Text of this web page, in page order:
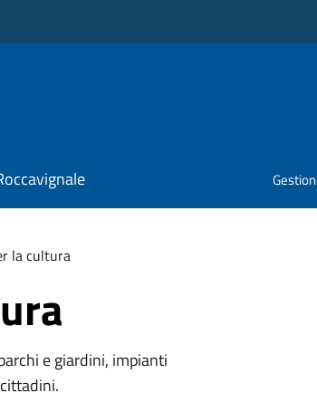
la cultura
e giardini, impianti